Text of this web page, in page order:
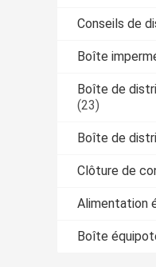
Conseils de
Boîte
Boîte de
(23)
Boîte de
Clôture de
Alimentation
Boîte